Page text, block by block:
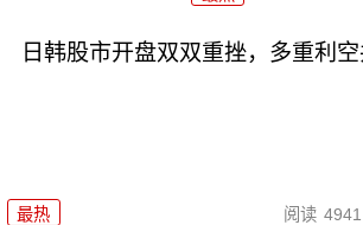
日韩股市开盘双双重挫，多重利
最热 阅读 4941